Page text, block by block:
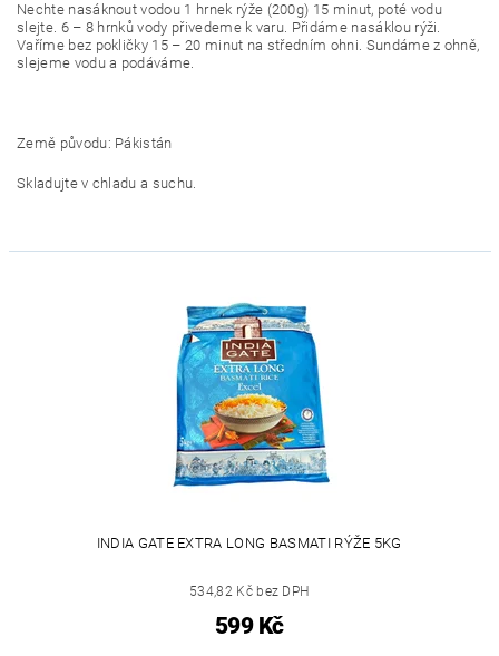
Nechte nasáknout vodou 1 hrnek rýže (200g) 15 minut, poté vodu
slejte. 6 – 8 hrnků vody přivedeme k varu. Přidáme nasáklou rýži.
Vaříme bez pokličky 15 – 20 minut na středním ohni. Sundáme z ohně,
slejeme vodu a podáváme.
Země původu: Pákistán
Skladujte v chladu a suchu.
INDIA GATE EXTRA LONG BASMATI RÝŽE 5KG
534,82 Kč bez DPH
599 Kč